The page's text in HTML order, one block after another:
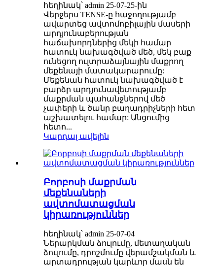
հեղինակ՝ admin 25-07-25-ին
Վերջերս TENSE-ը հաջողությամբ
ավարտեց ավտոմոբիլային մասերի
արդյունաբերության
հաճախորդներից մեկի համար
հատուկ նախագծված մեծ, մեկ բաք
ունեցող ուլտրաձայնային մաքրող
մեքենայի մատակարարումը:
Մեքենան հատուկ նախագծված է
բարձր արդյունավետությամբ
մաքրման պահանջներով մեծ
չափերի և ծանր բաղադրիչների հետ
աշխատելու համար: Անցումից
հետո...
Կարդալ ավելին
Բորբոսի մաքրման
մեքենաների
ավտոմատացման
կիրառություններ
հեղինակ՝ admin 25-07-04
Ներարկման ձուլումը, մետաղական
ձուլումը, դրոշմումը վերամշակման և
արտադրության կարևոր մասն են